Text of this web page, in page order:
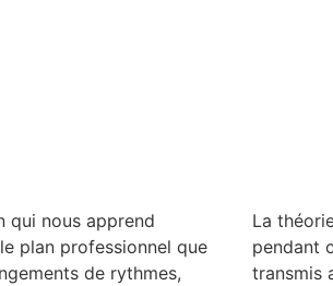
qui nous apprend
plan professionnel que
de rythmes,
La
pendant
transmis